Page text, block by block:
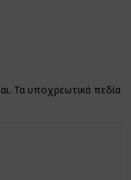
Τα υποχρεωτικά πεδία